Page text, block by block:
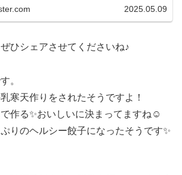
2025.05.09
ひシェアさせてくださいね♪
。
寒天作りをされたそうですよ！
作る✨おいしいに決まってますね☺
りのヘルシー餃子になったそうです✨